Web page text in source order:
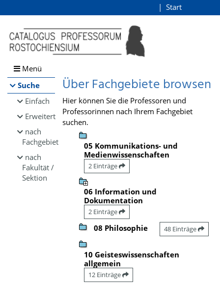
Browsen
direkt zum Inhalt
Start
Menü
Suche
Einfach
Erweitert
nach
Fachgebiet
nach
Fakultät /
Sektion
Über Fachgebiete browsen
Hier können Sie die Professoren und
Professorinnen nach Ihrem Fachgebiet
suchen.
05 Kommunikations- und
Medienwissenschaften
2 Einträge
06 Information und
Dokumentation
2 Einträge
08 Philosophie 48 Einträge
10 Geisteswissenschaften
allgemein
12 Einträge